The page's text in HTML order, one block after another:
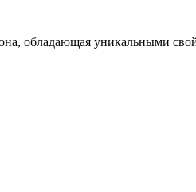
обладающая уникальными